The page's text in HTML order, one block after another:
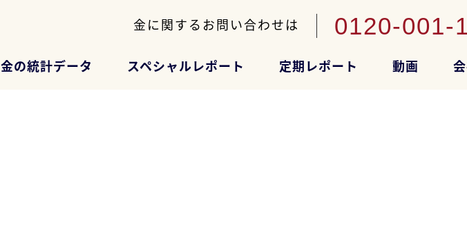
金に関するお問い合わせは 0120-001-
金の統計データ スペシャルレポート 定期レポート 動画